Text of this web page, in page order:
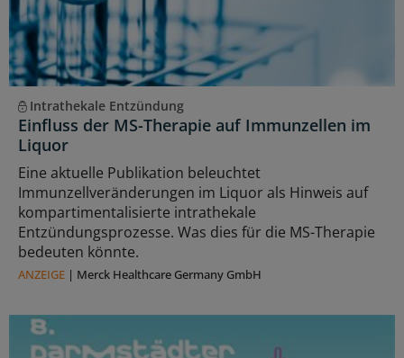
Intrathekale Entzündung
Einfluss der MS-Therapie auf Immunzellen im
Liquor
Eine aktuelle Publikation beleuchtet
Immunzellveränderungen im Liquor als Hinweis auf
kompartimentalisierte intrathekale
Entzündungsprozesse. Was dies für die MS-Therapie
bedeuten könnte.
ANZEIGE | Merck Healthcare Germany GmbH